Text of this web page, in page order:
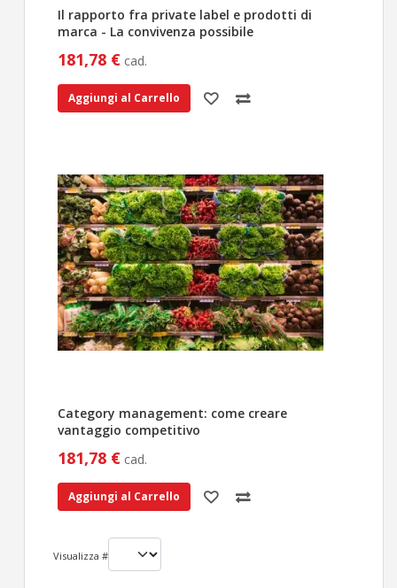
Il rapporto fra private label e prodotti di
marca - La convivenza possibile
181,78 € cad.
Aggiungi al Carrello
Category management: come creare
vantaggio competitivo
181,78 € cad.
Aggiungi al Carrello
Visualizza #